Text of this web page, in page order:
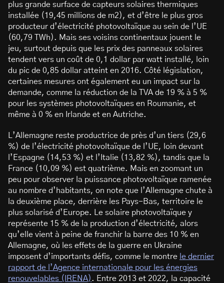
plus grande surface de capteurs solaires thermiques
installée (19,45 millions de m2), et d’être le plus gros
producteur d’électricité photovoltaïque au sein de l’UE
(60,79 TWh). Mais ses voisins continentaux jouent le
jeu, surtout depuis que les prix des panneaux solaires
tendent vers un coût de 0,1 dollar par watt installé, loin
du pic de 0,85 dollar atteint en 2016. Côté législation,
certaines mesures ont également eu un impact sur la
demande, comme la réduction de la TVA de 19 % à 5 %
pour les systèmes photovoltaïques en Roumanie, et
même à 0 % en Irlande et en Autriche.
L’Allemagne reste productrice de près d’un tiers (29,6
%) de l’électricité photovoltaïque de l’UE, loin devant
l’Espagne (14,53 %) et l’Italie (13,82 %), tandis que la
France (10,09 %) est quatrième. Mais en zoomant un
peu pour observer la puissance photovoltaïque ramenée
au nombre d’habitants, on note que l’Allemagne chute à
la deuxième place, derrière les Pays-Bas, territoire le
plus solarisé d’Europe. Le solaire photovoltaïque y
représente 15 % de la production d’électricité, alors
qu’elle vient à peine de franchir la barre des 10 % en
Allemagne, où les effets de la guerre en Ukraine
imposent d’importants défis, comme le montre le dernier
rapport de l’Agence internationale pour les énergies
renouvelables (IRENA). Entre 2013 et 2022, la capacité